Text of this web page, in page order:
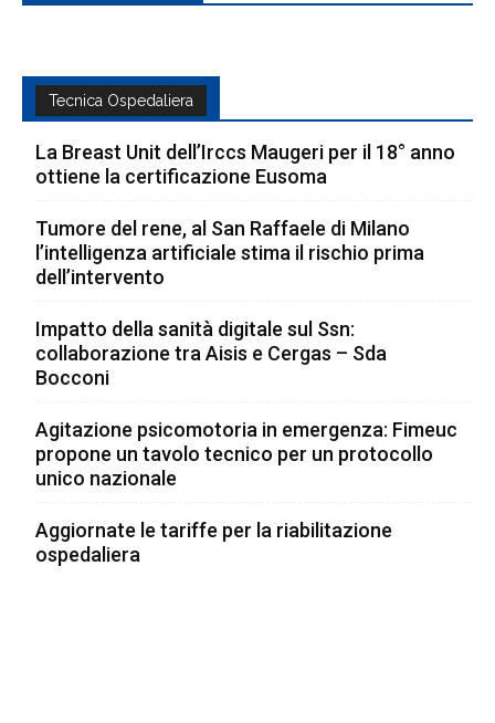
Tecnica Ospedaliera
La Breast Unit dell’Irccs Maugeri per il 18° anno
ottiene la certificazione Eusoma
Tumore del rene, al San Raffaele di Milano
l’intelligenza artificiale stima il rischio prima
dell’intervento
Impatto della sanità digitale sul Ssn:
collaborazione tra Aisis e Cergas – Sda
Bocconi
Agitazione psicomotoria in emergenza: Fimeuc
propone un tavolo tecnico per un protocollo
unico nazionale
Aggiornate le tariffe per la riabilitazione
ospedaliera